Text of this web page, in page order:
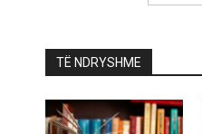
TË NDRYSHME